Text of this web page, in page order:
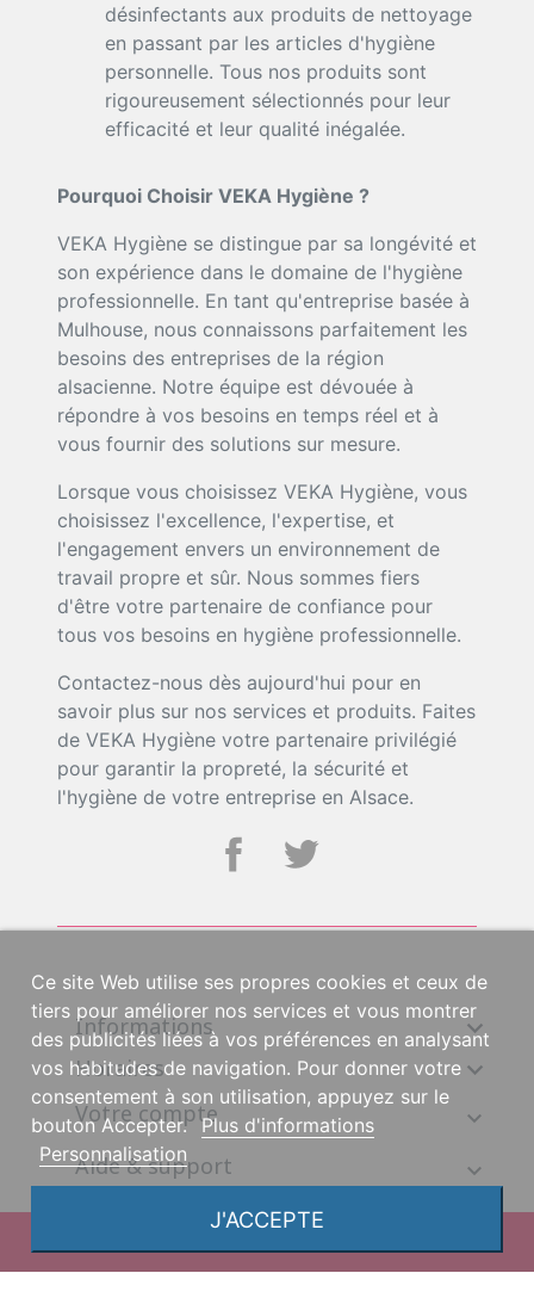
désinfectants aux produits de nettoyage
en passant par les articles d'hygiène
personnelle. Tous nos produits sont
rigoureusement sélectionnés pour leur
efficacité et leur qualité inégalée.
Pourquoi Choisir VEKA Hygiène ?
VEKA Hygiène se distingue par sa longévité et
son expérience dans le domaine de l'hygiène
professionnelle. En tant qu'entreprise basée à
Mulhouse, nous connaissons parfaitement les
besoins des entreprises de la région
alsacienne. Notre équipe est dévouée à
répondre à vos besoins en temps réel et à
vous fournir des solutions sur mesure.
Lorsque vous choisissez VEKA Hygiène, vous
choisissez l'excellence, l'expertise, et
l'engagement envers un environnement de
travail propre et sûr. Nous sommes fiers
d'être votre partenaire de confiance pour
tous vos besoins en hygiène professionnelle.
Contactez-nous dès aujourd'hui pour en
savoir plus sur nos services et produits. Faites
de VEKA Hygiène votre partenaire privilégié
pour garantir la propreté, la sécurité et
l'hygiène de votre entreprise en Alsace.
Informations 
Horaires 
Votre compte
Aide & support
Ce site Web utilise ses propres cookies et ceux de
tiers pour améliorer nos services et vous montrer
des publicités liées à vos préférences en analysant
vos habitudes de navigation. Pour donner votre
consentement à son utilisation, appuyez sur le
bouton Accepter. Plus d'informations
Personnalisation
J'ACCEPTE